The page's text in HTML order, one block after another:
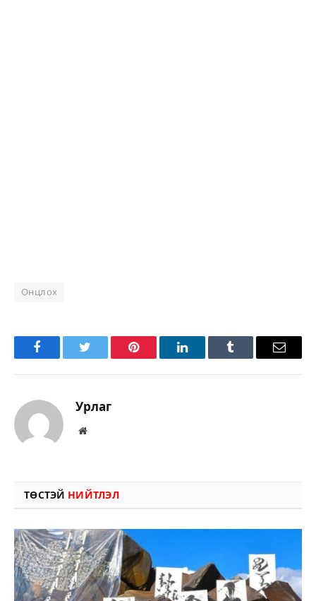
Онцлох
FacebookTwitter Pinterest LinkedInTumblr Имэйл
Урлаг
Вэбсайт
ТӨСТЭЙ НИЙТЛЭЛ